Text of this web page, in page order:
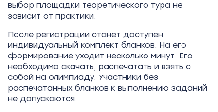
выбор площадки теоретического тура не
зависит от практики.
После регистрации станет доступен
индивидуальный комплект бланков. На его
формирование уходит несколько минут. Его
необходимо скачать, распечатать и взять с
собой на олимпиаду. Участники без
распечатанных бланков к выполнению заданий
не допускаются.